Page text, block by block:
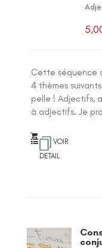
Cette séquence
4 thèmes
pelle ! Adjectifs,
à adjectifs. Je
VOIR
DETAIL